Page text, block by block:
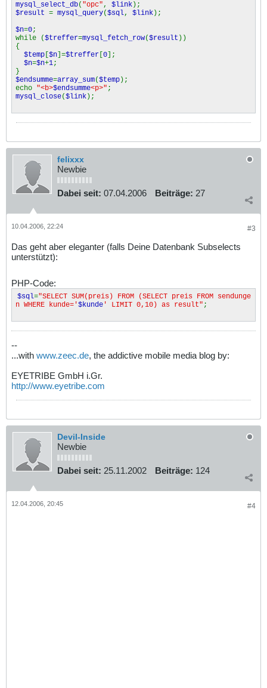
mysql_select_db( "opc" , $link);
$result = mysql_query($sql, $link);
$n=0;
while ($treffer=mysql_fetch_row($result ))
{
$temp [$n]=$treffer [0];
$n=$n+1;
}
$endsumme=array_sum($temp);
echo "<b>$endsumme<p>" ;
mysql_close($link);
felixxx
Newbie
Dabei seit: 07.04.2006 Beiträge: 27
#3
10.04.2006, 22:24
Das geht aber eleganter (falls Deine Datenbank Subselects
unterstützt):
PHP-Code:
$sql="SELECT SUM(preis) FROM (SELECT preis FROM sendunge
n WHERE kunde='$kunde ' LIMIT 0,10) as result" ;
--
...with www.zeec.de, the addictive mobile media blog by:
EYETRIBE GmbH i.Gr.
http://www.eyetribe.com
Devil-Inside
Newbie
Dabei seit: 25.11.2002 Beiträge: 124
#4
12.04.2006, 20:45